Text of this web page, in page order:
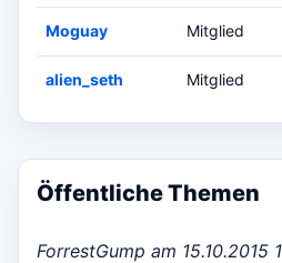
Moguay Mitglied
alien_seth Mitglied
Öffentliche Themen
ForrestGump am 15.10.2015